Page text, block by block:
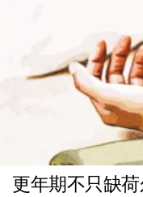
更年期不只缺